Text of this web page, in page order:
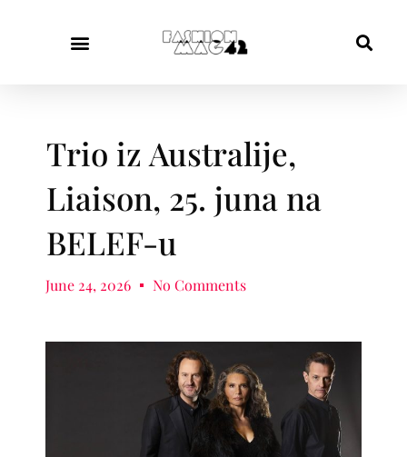
Trio iz Australije,
Liaison, 25. juna na
BELEF-u
June 24, 2026 No Comments